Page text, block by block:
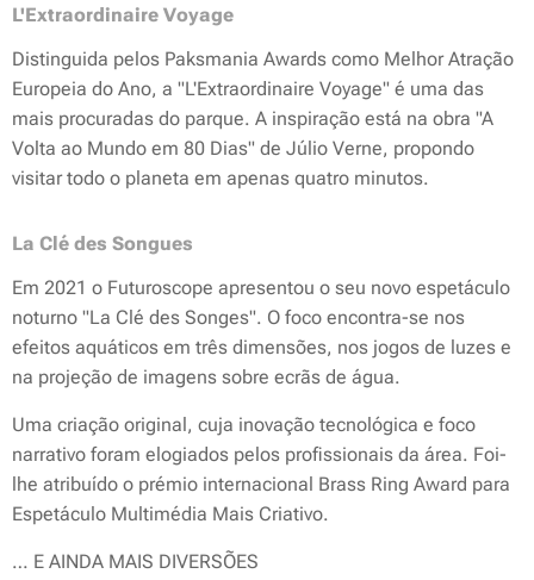
L'Extraordinaire Voyage
Distinguida pelos Paksmania Awards como Melhor Atração
Europeia do Ano, a "L'Extraordinaire Voyage" é uma das
mais procuradas do parque. A inspiração está na obra "A
Volta ao Mundo em 80 Dias" de Júlio Verne, propondo
visitar todo o planeta em apenas quatro minutos.
La Clé des Songues
Em 2021 o Futuroscope apresentou o seu novo espetáculo
noturno "La Clé des Songes". O foco encontra-se nos
efeitos aquáticos em três dimensões, nos jogos de luzes e
na projeção de imagens sobre ecrãs de água.
Uma criação original, cuja inovação tecnológica e foco
narrativo foram elogiados pelos profissionais da área. Foi-
lhe atribuído o prémio internacional Brass Ring Award para
Espetáculo Multimédia Mais Criativo.
… E AINDA MAIS DIVERSÕES